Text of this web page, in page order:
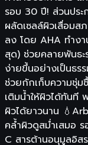
รอบ 30 ปี! ส่วนปร
ผลัดเซลล์ผิวเสื่อมส
ลง โดย AHA ทำง
สุด) ช่วยคลายพันธะ
ง่ายขึ้นอย่างเป็นธร
ช่วยกักเก็บความชุ่ม
เติมน้ำให้ผิวได้ทันที
ผิวได้ยาวนาน
คล้ำผิวดูสม่ำเสมอ
C สารต้านอนุมูลอิส